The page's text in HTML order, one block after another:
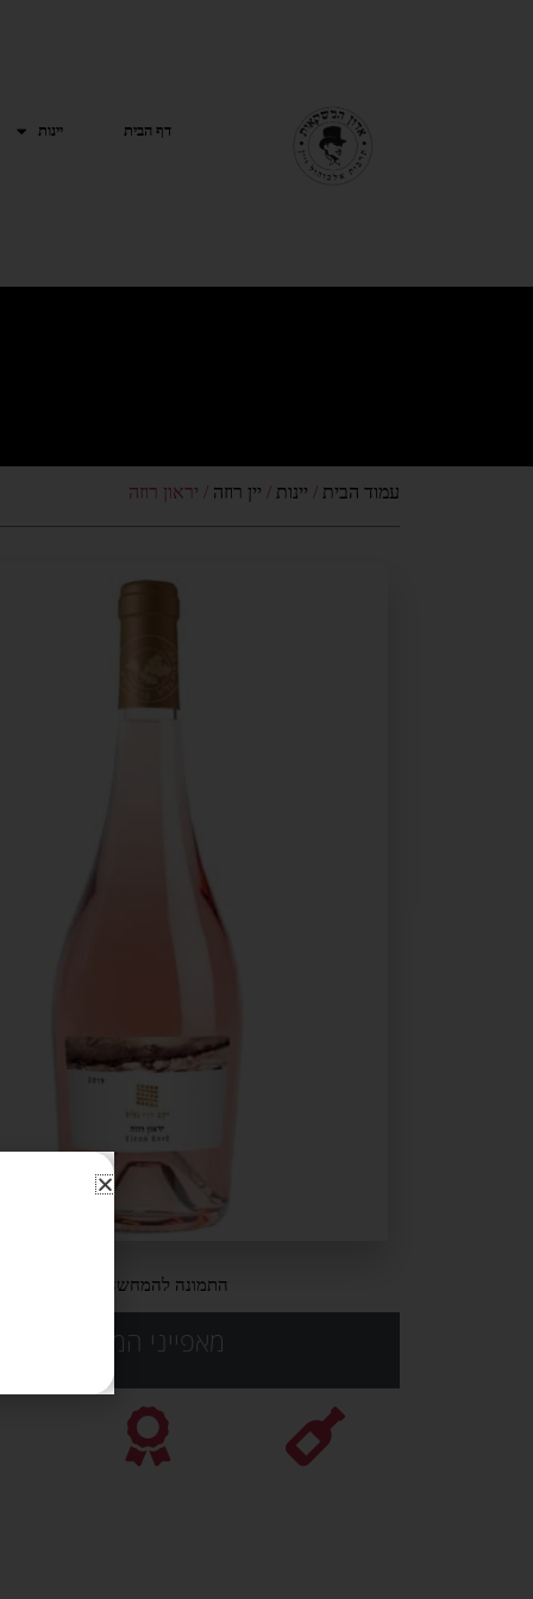
דף הבית יינות
עמוד הבית / יינות / יין רוזה / יראון רוזה
התמונה להמחשה בלבד
מאפייני המוצר: